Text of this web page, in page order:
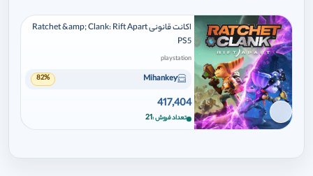
برای افزودن وارد شوید
اکانت قانونی Ratchet &amp; Clank: Rift Apart
PS5
playstation
Mihankey
82%
417,404
تعداد فروش 21